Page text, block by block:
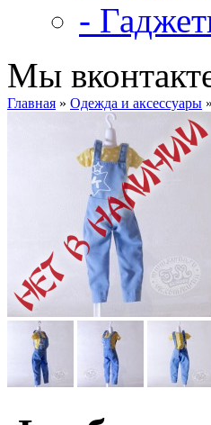
-
Мы
Главная » Одежда и аксессуары »